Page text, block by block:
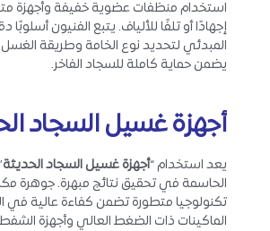
استخدام منظفات عضوية خفيفة وأجهزة
إجهادًا أو تلفًا للألياف. يتبع الفنيون
المبدئي لتحديد نوع الخامة وطريقة الغسل
يضمن حماية كاملة للسجاد الفاخر.
أجهزة غسيل السجاد
يعد استخدام “أجهزة غسيل السجاد الحديثة
الحاسمة في تحقيق نتائج مبهرة. جوهرة
تكنولوجيا متطورة تضمن كفاءة عالية في
الماكينات ذات الضغط العالي وأجهزة